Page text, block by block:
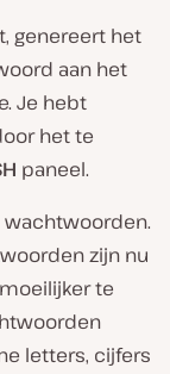
genereert het
aan het
Je hebt
het te
paneel.
zijn nu
te
letters, cijfers